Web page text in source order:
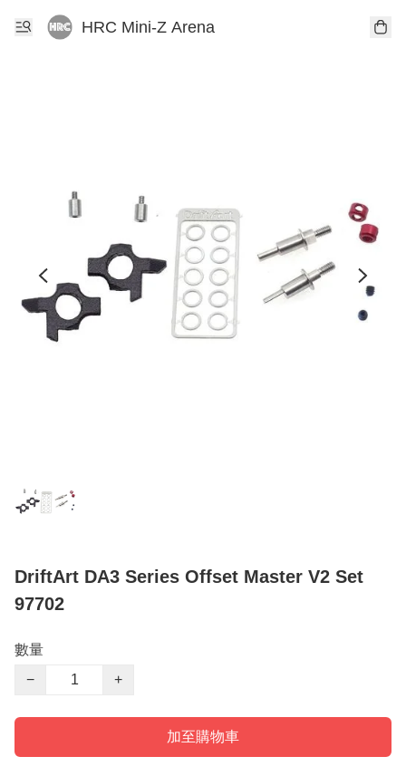
HRC Mini-Z Arena
DriftArt DA3 Series Offset Master V2 Set
97702
數量
−
+
加至購物車